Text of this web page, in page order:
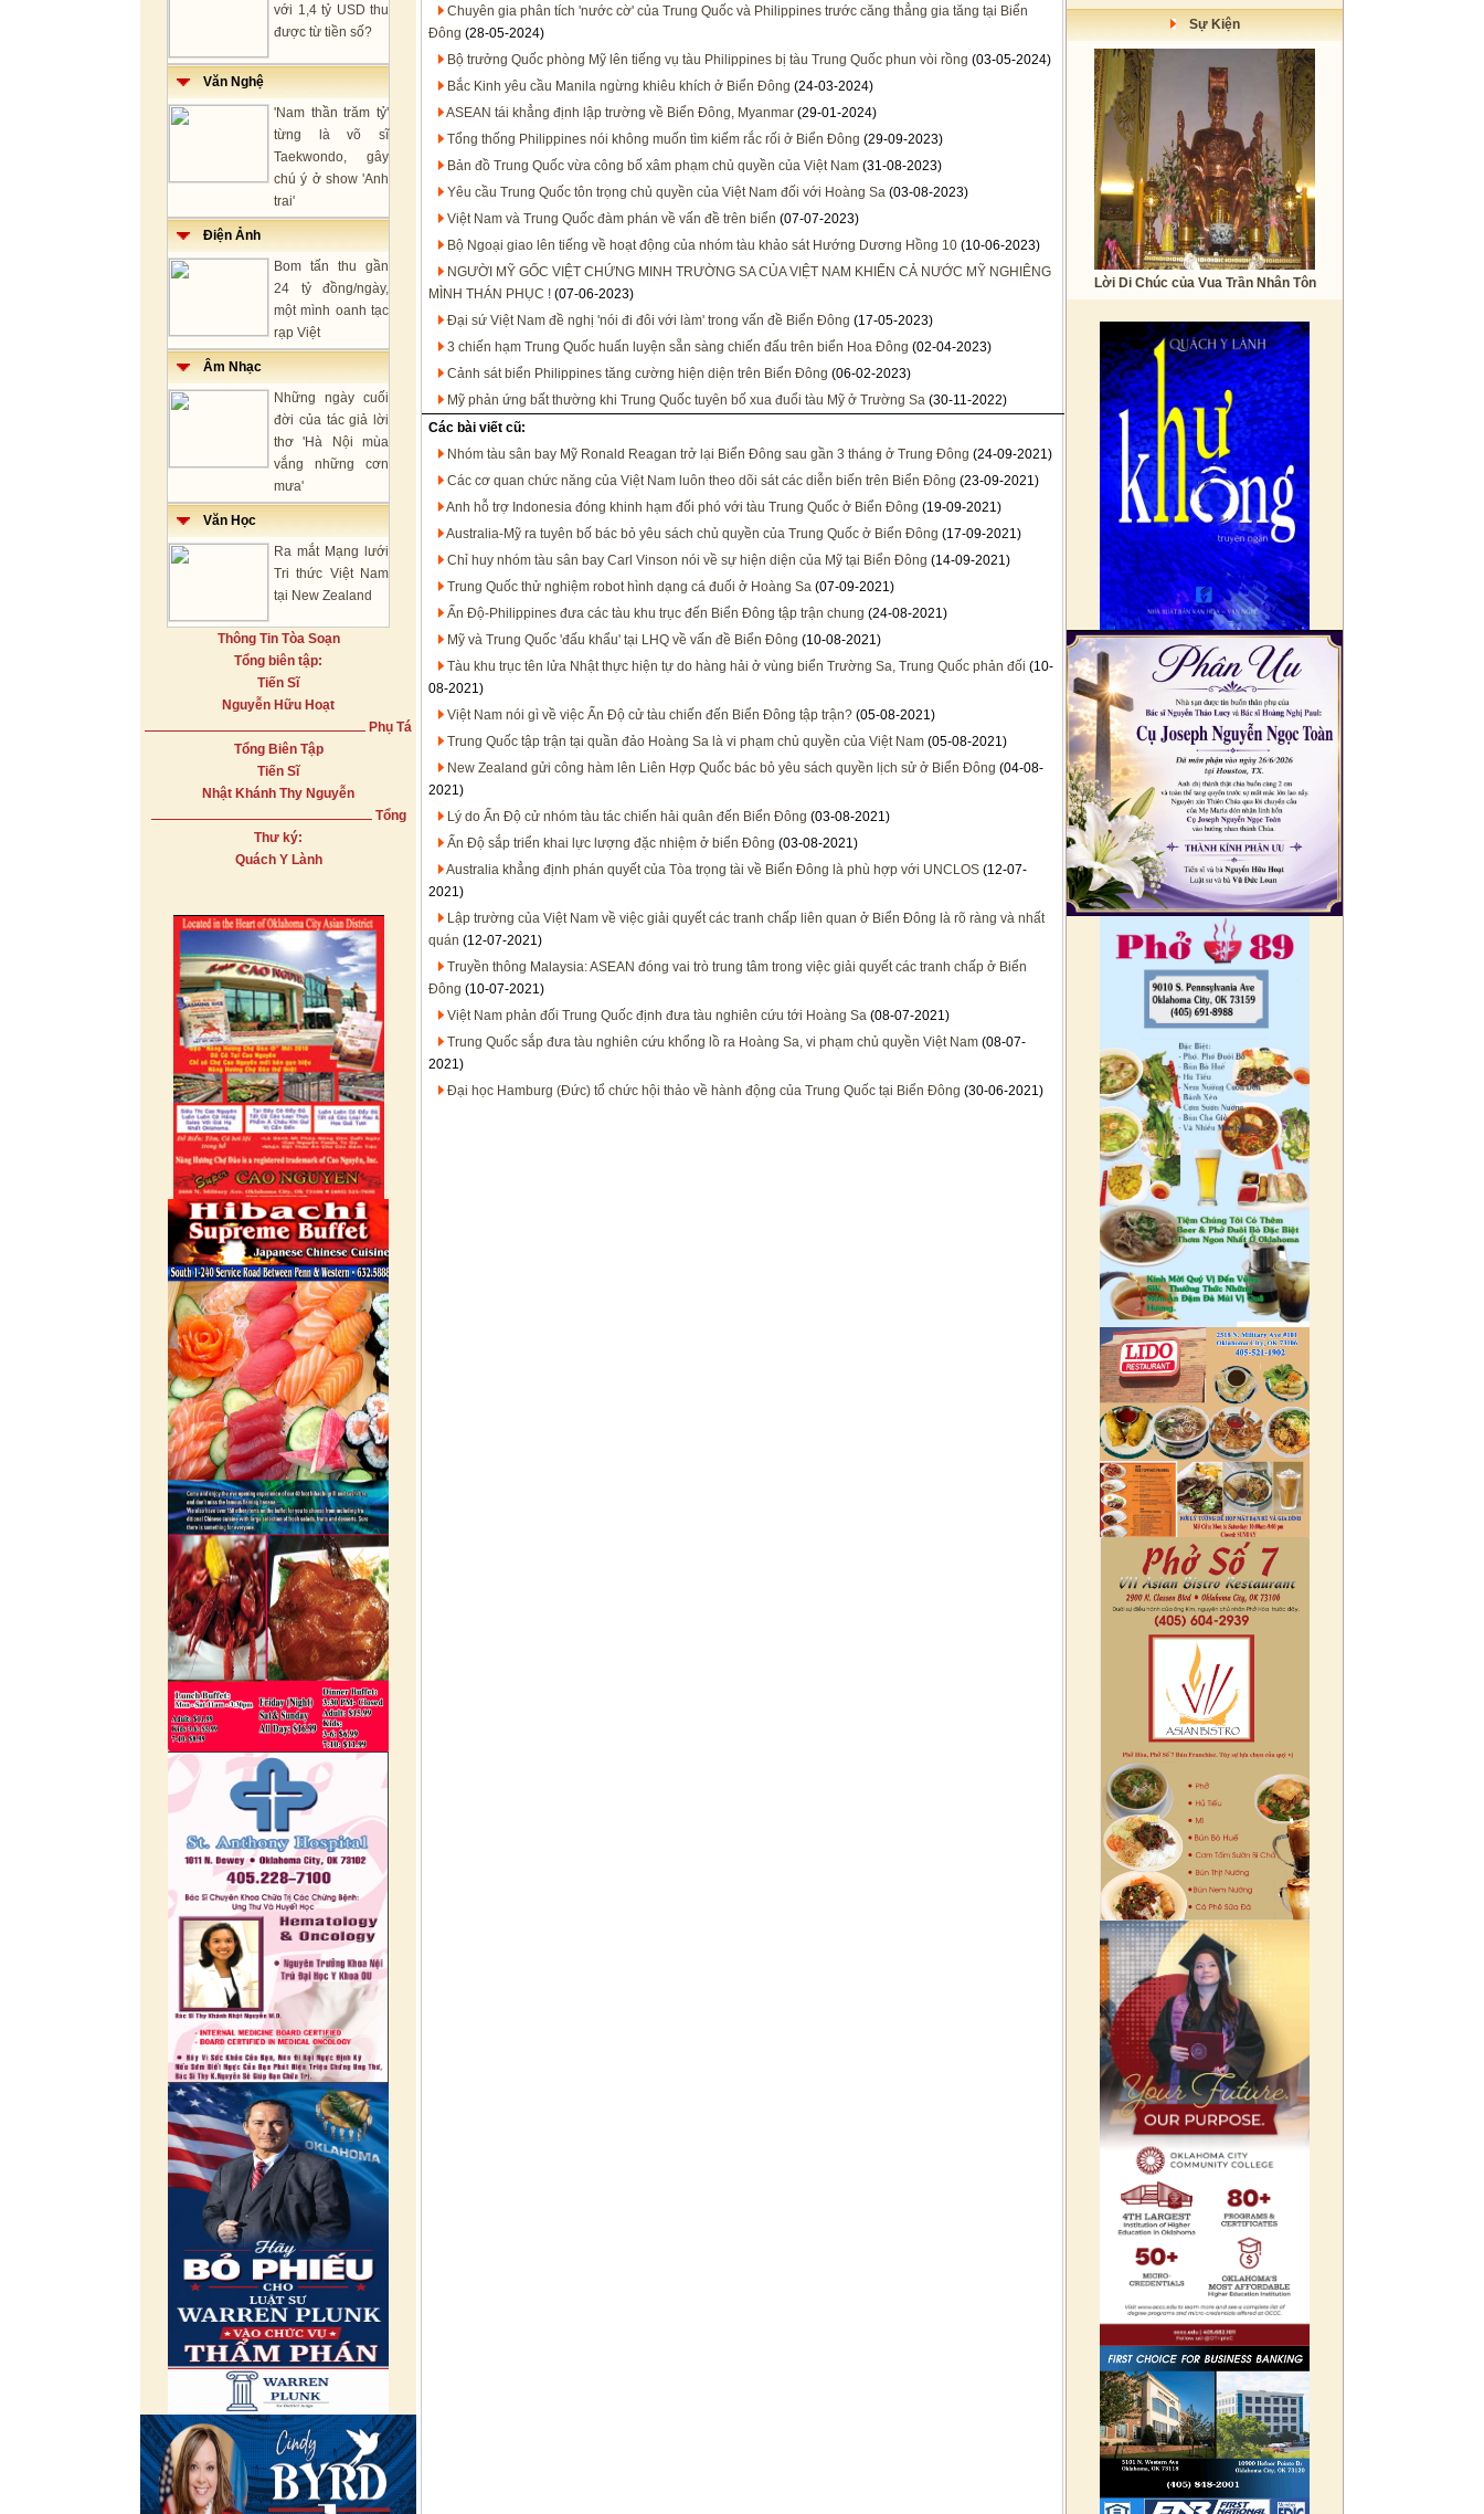
với 1,4 tỷ USD thu
được từ tiền số?
Văn Nghệ
'Nam thần trăm tỷ'
từng là võ sĩ
Taekwondo, gây
chú ý ở show 'Anh
trai'
Điện Ảnh
Bom tấn thu gần
24 tỷ đồng/ngày,
một mình oanh tạc
rạp Việt
Âm Nhạc
Những ngày cuối
đời của tác giả lời
thơ 'Hà Nội mùa
vắng những cơn
mưa'
Văn Học
Ra mắt Mạng lưới
Tri thức Việt Nam
tại New Zealand
Thông Tin Tòa Soạn
Tổng biên tập:
Tiến Sĩ
Nguyễn Hữu Hoạt
Phụ Tá
Tổng Biên Tập
Tiến Sĩ
Nhật Khánh Thy Nguyễn
Tổng
Thư ký:
Quách Y Lành
Chuyên gia phân tích 'nước cờ' của Trung Quốc và Philippines trước căng thẳng gia tăng tại Biển
Đông (28-05-2024)
Bộ trưởng Quốc phòng Mỹ lên tiếng vụ tàu Philippines bị tàu Trung Quốc phun vòi rồng (03-05-2024)
Bắc Kinh yêu cầu Manila ngừng khiêu khích ở Biển Đông (24-03-2024)
ASEAN tái khẳng định lập trường về Biển Đông, Myanmar (29-01-2024)
Tổng thống Philippines nói không muốn tìm kiếm rắc rối ở Biển Đông (29-09-2023)
Bản đồ Trung Quốc vừa công bố xâm phạm chủ quyền của Việt Nam (31-08-2023)
Yêu cầu Trung Quốc tôn trọng chủ quyền của Việt Nam đối với Hoàng Sa (03-08-2023)
Việt Nam và Trung Quốc đàm phán về vấn đề trên biển (07-07-2023)
Bộ Ngoại giao lên tiếng về hoạt động của nhóm tàu khảo sát Hướng Dương Hồng 10 (10-06-2023)
NGƯỜI MỸ GỐC VIỆT CHỨNG MINH TRƯỜNG SA CỦA VIỆT NAM KHIẾN CẢ NƯỚC MỸ NGHIÊNG
MÌNH THÁN PHỤC ! (07-06-2023)
Đại sứ Việt Nam đề nghị 'nói đi đôi với làm' trong vấn đề Biển Đông (17-05-2023)
3 chiến hạm Trung Quốc huấn luyện sẵn sàng chiến đấu trên biển Hoa Đông (02-04-2023)
Cảnh sát biển Philippines tăng cường hiện diện trên Biển Đông (06-02-2023)
Mỹ phản ứng bất thường khi Trung Quốc tuyên bố xua đuổi tàu Mỹ ở Trường Sa (30-11-2022)
Các bài viết cũ:
Nhóm tàu sân bay Mỹ Ronald Reagan trở lại Biển Đông sau gần 3 tháng ở Trung Đông (24-09-2021)
Các cơ quan chức năng của Việt Nam luôn theo dõi sát các diễn biến trên Biển Đông (23-09-2021)
Anh hỗ trợ Indonesia đóng khinh hạm đối phó với tàu Trung Quốc ở Biển Đông (19-09-2021)
Australia-Mỹ ra tuyên bố bác bỏ yêu sách chủ quyền của Trung Quốc ở Biển Đông (17-09-2021)
Chỉ huy nhóm tàu sân bay Carl Vinson nói về sự hiện diện của Mỹ tại Biển Đông (14-09-2021)
Trung Quốc thử nghiệm robot hình dạng cá đuối ở Hoàng Sa (07-09-2021)
Ấn Độ-Philippines đưa các tàu khu trục đến Biển Đông tập trận chung (24-08-2021)
Mỹ và Trung Quốc 'đấu khẩu' tại LHQ về vấn đề Biển Đông (10-08-2021)
Tàu khu trục tên lửa Nhật thực hiện tự do hàng hải ở vùng biển Trường Sa, Trung Quốc phản đối (10-
08-2021)
Việt Nam nói gì về việc Ấn Độ cử tàu chiến đến Biển Đông tập trận? (05-08-2021)
Trung Quốc tập trận tại quần đảo Hoàng Sa là vi phạm chủ quyền của Việt Nam (05-08-2021)
New Zealand gửi công hàm lên Liên Hợp Quốc bác bỏ yêu sách quyền lịch sử ở Biển Đông (04-08-
2021)
Lý do Ấn Độ cử nhóm tàu tác chiến hải quân đến Biển Đông (03-08-2021)
Ấn Độ sắp triển khai lực lượng đặc nhiệm ở biển Đông (03-08-2021)
Australia khẳng định phán quyết của Tòa trọng tài về Biển Đông là phù hợp với UNCLOS (12-07-
2021)
Lập trường của Việt Nam về việc giải quyết các tranh chấp liên quan ở Biển Đông là rõ ràng và nhất
quán (12-07-2021)
Truyền thông Malaysia: ASEAN đóng vai trò trung tâm trong việc giải quyết các tranh chấp ở Biển
Đông (10-07-2021)
Việt Nam phản đối Trung Quốc định đưa tàu nghiên cứu tới Hoàng Sa (08-07-2021)
Trung Quốc sắp đưa tàu nghiên cứu khổng lồ ra Hoàng Sa, vi phạm chủ quyền Việt Nam (08-07-
2021)
Đại học Hamburg (Đức) tổ chức hội thảo về hành động của Trung Quốc tại Biển Đông (30-06-2021)
Sự Kiện
Lời Di Chúc của Vua Trần Nhân Tôn